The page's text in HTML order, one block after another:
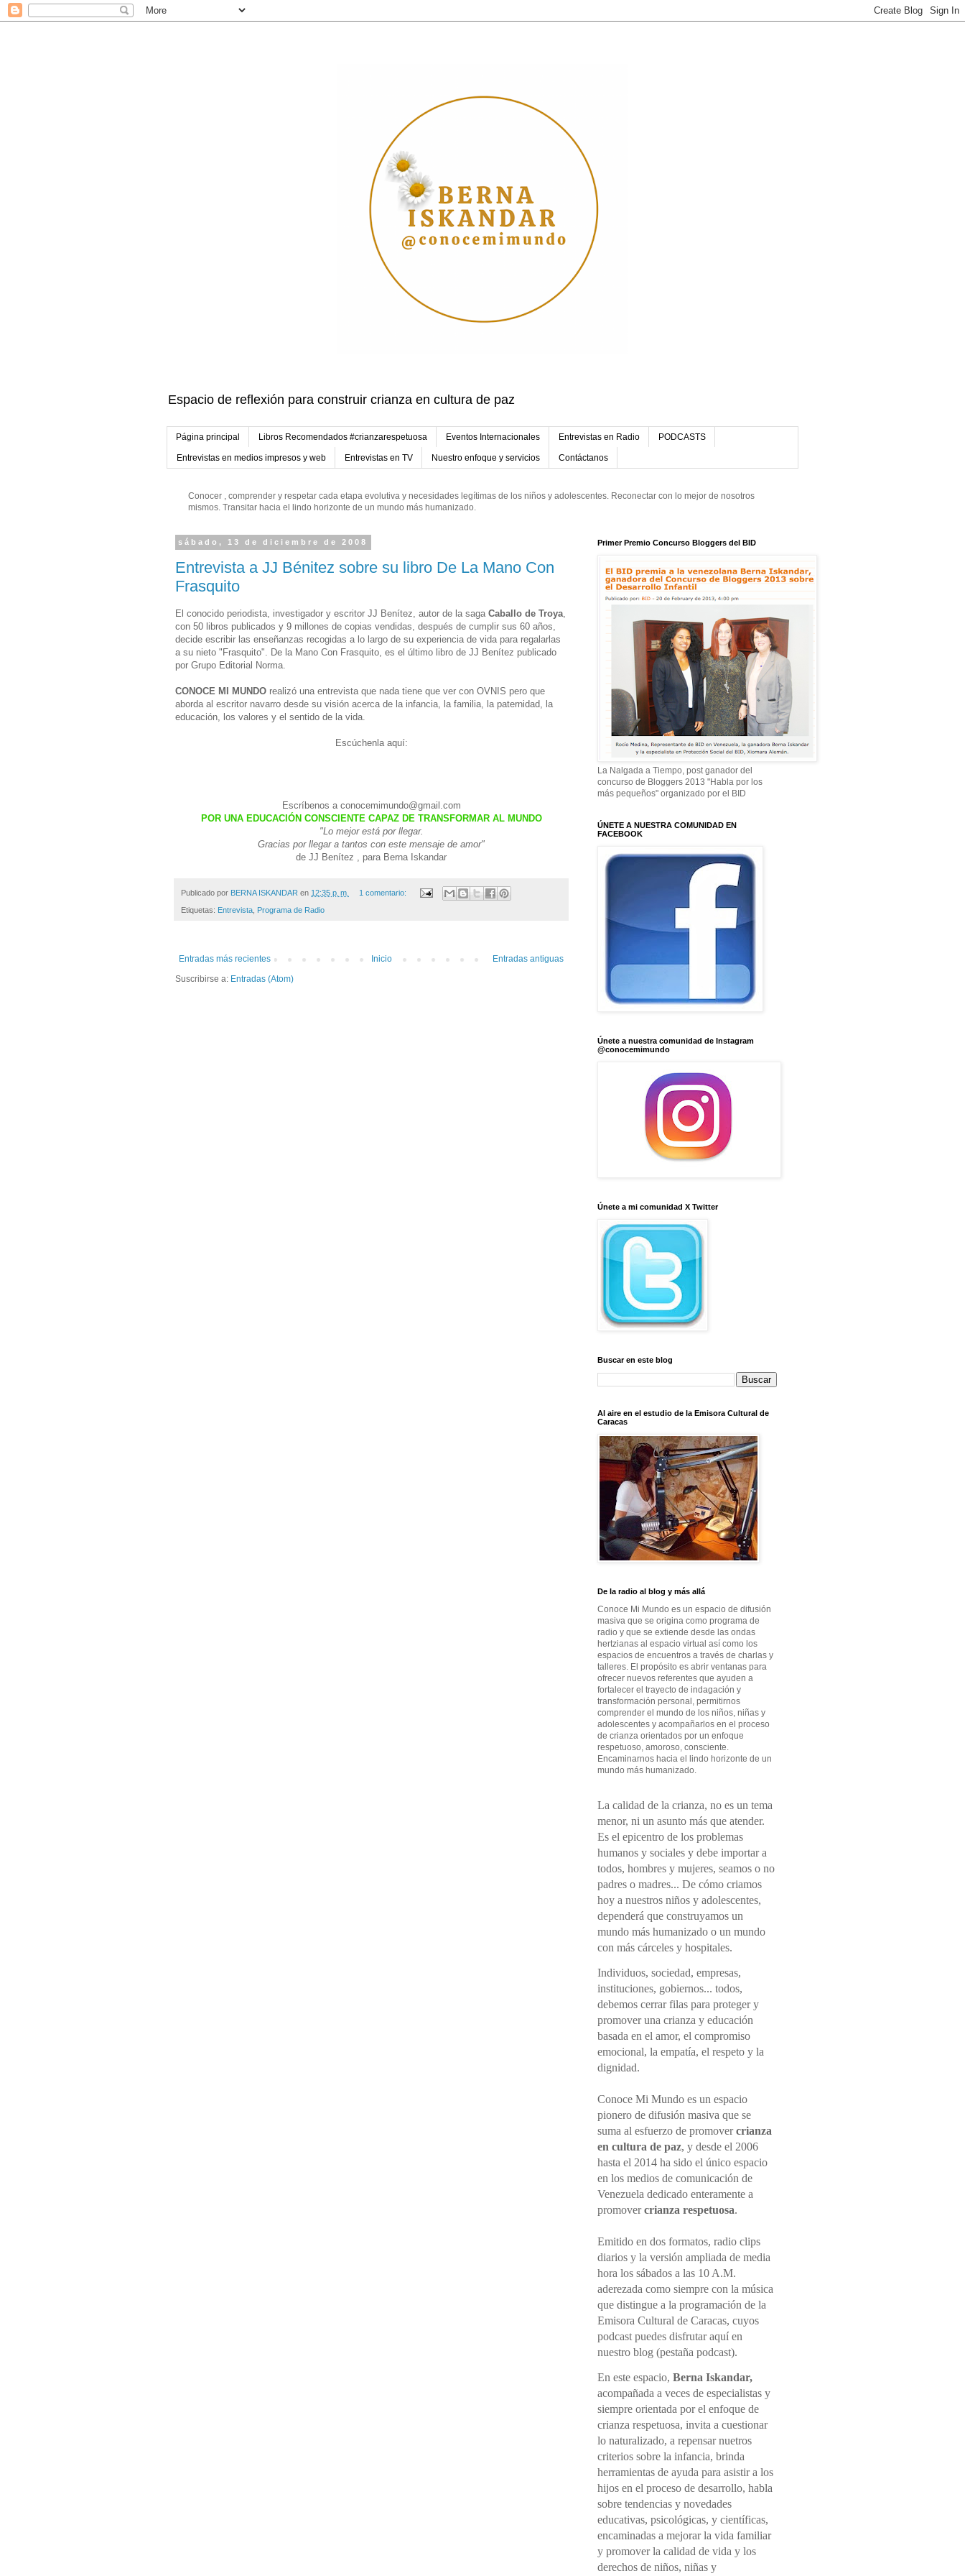
Espacio de reflexión para construir crianza en cultura de paz
Página principal Libros Recomendados #crianzarespetuosa Eventos Internacionales Entrevistas en Radio PODCASTS
Entrevistas en medios impresos y web Entrevistas en TV Nuestro enfoque y servicios Contáctanos
Conocer , comprender y respetar cada etapa evolutiva y necesidades legítimas de los niños y adolescentes. Reconectar con lo mejor de nosotros
mismos. Transitar hacia el lindo horizonte de un mundo más humanizado.
sábado, 13 de diciembre de 2008
Entrevista a JJ Bénitez sobre su libro De La Mano Con
Frasquito
El conocido periodista, investigador y escritor JJ Benítez, autor de la saga Caballo de Troya,
con 50 libros publicados y 9 millones de copias vendidas, después de cumplir sus 60 años,
decide escribir las enseñanzas recogidas a lo largo de su experiencia de vida para regalarlas
a su nieto "Frasquito". De la Mano Con Frasquito, es el último libro de JJ Benítez publicado
por Grupo Editorial Norma.
CONOCE MI MUNDO realizó una entrevista que nada tiene que ver con OVNIS pero que
aborda al escritor navarro desde su visión acerca de la infancia, la familia, la paternidad, la
educación, los valores y el sentido de la vida.
Escúchenla aquí:
Escríbenos a conocemimundo@gmail.com
POR UNA EDUCACIÓN CONSCIENTE CAPAZ DE TRANSFORMAR AL MUNDO
"Lo mejor está por llegar.
Gracias por llegar a tantos con este mensaje de amor"
de JJ Benítez , para Berna Iskandar
Publicado por BERNA ISKANDAR en 12:35 p. m. 1 comentario:
Etiquetas: Entrevista Programa de Radio
Entradas más recientes Entradas antiguas
Inicio
Suscribirse a: Entradas (Atom)
Primer Premio Concurso Bloggers del BID
La Nalgada a Tiempo, post ganador del
concurso de Bloggers 2013 "Habla por los
más pequeños" organizado por el BID
ÚNETE A NUESTRA COMUNIDAD EN
FACEBOOK
Únete a nuestra comunidad de Instagram
@conocemimundo
Únete a mi comunidad X Twitter
Buscar en este blog
Al aire en el estudio de la Emisora Cultural de
Caracas
De la radio al blog y más allá
Conoce Mi Mundo es un espacio de difusión
masiva que se origina como programa de
radio y que se extiende desde las ondas
hertzianas al espacio virtual así como los
espacios de encuentros a través de charlas y
talleres. El propósito es abrir ventanas para
ofrecer nuevos referentes que ayuden a
fortalecer el trayecto de indagación y
transformación personal, permitirnos
comprender el mundo de los niños, niñas y
adolescentes y acompañarlos en el proceso
de crianza orientados por un enfoque
respetuoso, amoroso, consciente.
Encaminarnos hacia el lindo horizonte de un
mundo más humanizado.
La calidad de la crianza, no es un tema
menor, ni un asunto más que atender.
Es el epicentro de los problemas
humanos y sociales y debe importar a
todos, hombres y mujeres, seamos o no
padres o madres... De cómo criamos
hoy a nuestros niños y adolescentes,
dependerá que construyamos un
mundo más humanizado o un mundo
con más cárceles y hospitales.
Individuos, sociedad, empresas,
instituciones, gobiernos... todos,
debemos cerrar filas para proteger y
promover una crianza y educación
basada en el amor, el compromiso
emocional, la empatía, el respeto y la
dignidad.
Conoce Mi Mundo es un espacio
pionero de difusión masiva que se
suma al esfuerzo de promovercrianza
en cultura de paz, y desde el 2006
hasta el 2014 ha sido el único espacio
en los medios de comunicación de
Venezuela dedicado enteramente a
promovercrianza respetuosa.
Emitido en dos formatos, radio clips
diarios y la versión ampliada de media
hora los sábados a las 10 A.M.
aderezada como siempre con la música
que distingue a la programación de la
Emisora Cultural de Caracas, cuyos
podcast puedes disfrutar aquí en
nuestro blog (pestaña podcast).
En este espacio, Berna Iskandar,
acompañada a veces de especialistas y
siempre orientada por el enfoque de
crianza respetuosa, invita a cuestionar
lo naturalizado, a repensar nuetros
criterios sobre la infancia, brinda
herramientas de ayuda para asistir a los
hijos en el proceso de desarrollo, habla
sobre tendencias y novedades
educativas, psicológicas, y científicas,
encaminadas a mejorar la vida familiar
y promover la calidad de vida y los
derechos de niños, niñas y